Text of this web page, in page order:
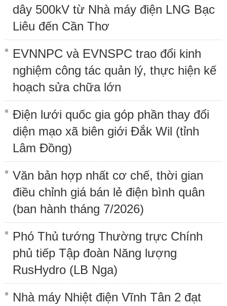
dây 500kV từ Nhà máy điện LNG Bạc
Liêu đến Cần Thơ
EVNNPC và EVNSPC trao đổi kinh
nghiệm công tác quản lý, thực hiện kế
hoạch sửa chữa lớn
Điện lưới quốc gia góp phần thay đổi
diện mạo xã biên giới Đắk Wil (tỉnh
Lâm Đồng)
Văn bản hợp nhất cơ chế, thời gian
điều chỉnh giá bán lẻ điện bình quân
(ban hành tháng 7/2026)
Phó Thủ tướng Thường trực Chính
phủ tiếp Tập đoàn Năng lượng
RusHydro (LB Nga)
Nhà máy Nhiệt điện Vĩnh Tân 2 đạt